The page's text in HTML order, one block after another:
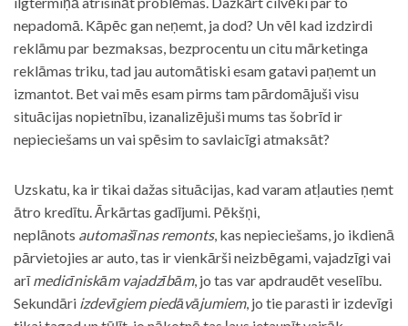
nepadomā. Kāpēc gan neņemt, ja dod? Un vēl kad izdzirdi
reklāmu par bezmaksas, bezprocentu un citu mārketinga
reklāmas triku, tad jau automātiski esam gatavi paņemt un
izmantot. Bet vai mēs esam pirms tam pārdomājuši visu
situācijas nopietnību, izanalizējuši mums tas šobrīd ir
nepieciešams un vai spēsim to savlaicīgi atmaksāt?
Uzskatu, ka ir tikai dažas situācijas, kad varam atļauties ņemt
ātro kredītu. Ārkārtas gadījumi. Pēkšņi,
neplānots automašīnas remonts, kas nepieciešams, jo ikdienā
pārvietojies ar auto, tas ir vienkārši neizbēgami, vajadzīgi vai
arīmedicīniskām vajadzībām, jo tas var apdraudēt veselību.
Sekundāri izdevīgiem piedāvājumiem, jo tie parasti ir izdevīgi